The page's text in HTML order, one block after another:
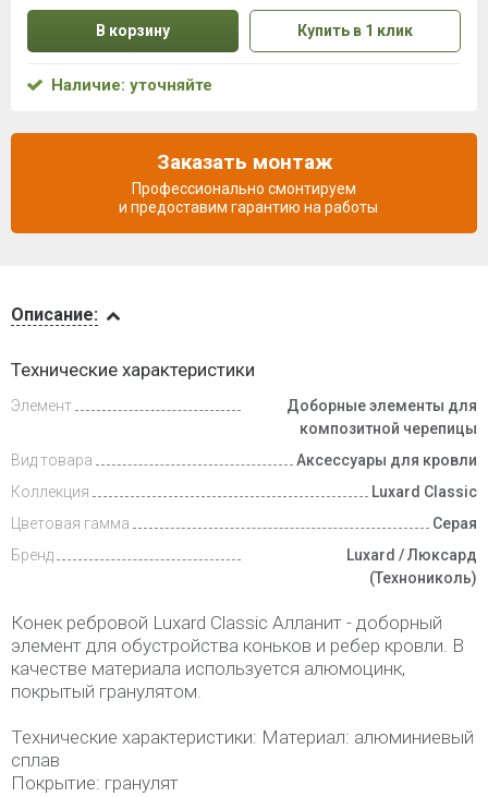
Доставка
Описание:
Технические характеристики
Элемент
Доборные элементы для
композитной черепицы
Вид товара
Аксессуары для кровли
Коллекция
Luxard Classic
Цветовая гамма
Серая
Бренд
Luxard / Люксард
(Технониколь)
Конек ребровой Luxard Classic Алланит - доборный
элемент для обустройства коньков и ребер кровли. В
качестве материала используется алюмоцинк,
покрытый гранулятом.
Технические характеристики: Материал: алюминиевый
сплав
Покрытие: гранулят
В корзину Купить в 1 клик
Наличие: уточняйте
Заказать монтаж
Профессионально смонтируем
и предоставим гарантию на работы